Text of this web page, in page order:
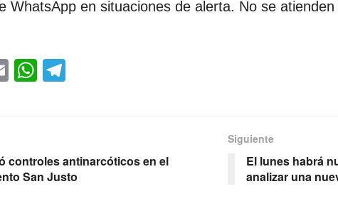
WhatsApp en situaciones de alerta. No se
E
m
W
h
A
p
a
m
controles antinarcóticos en el
San Justo
Siguiente
El lunes habrá
analizar una